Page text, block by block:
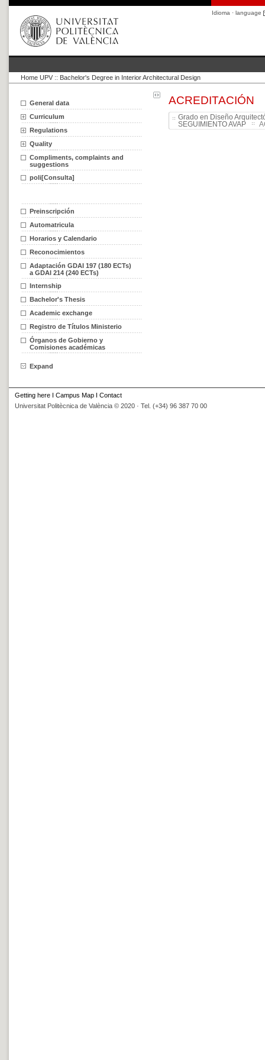
Idioma · language
Home UPV :: Bachelor's Degree in Interior Architectural Design
General data
Curriculum
Regulations
Quality
Compliments, complaints and
suggestions
poli[Consulta]
Preinscripción
Automatricula
Horarios y Calendario
Reconocimientos
Adaptación GDAI 197 (180 ECTs)
a GDAI 214 (240 ECTs)
Internship
Bachelor's Thesis
Academic exchange
Registro de Títulos Ministerio
Órganos de Gobierno y
Comisiones académicas
Expand
ACREDITACIÓN
Grado en Diseño
SEGUIMIENTO AVAP
Getting here I Campus Map I Contact
Universitat Politècnica de València © 2020 · Tel. (+34) 96 387 70 00